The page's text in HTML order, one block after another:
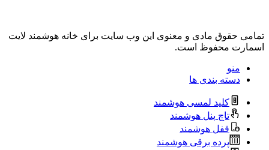
تمامی حقوق مادی و معنوی این وب سایت برای خانه هوشمند لایت
اسمارت محفوظ است.
منو
دسته بندی ها
کلید لمسی هوشمند
تاچ پنل هوشمند
قفل هوشمند
پرده برقی هوشمند